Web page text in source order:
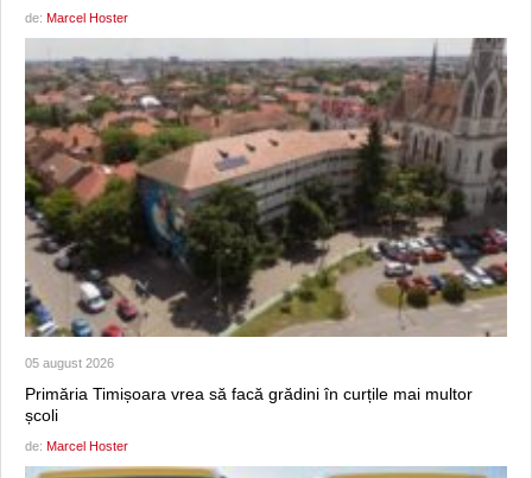
de: Marcel Hoster
05 august 2026
Primăria Timișoara vrea să facă grădini în curțile mai multor
școli
de: Marcel Hoster